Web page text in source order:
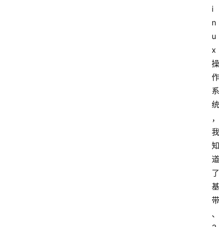
i
n
u
x
操
作
系
统
，
我
知
道
了
基
带
、